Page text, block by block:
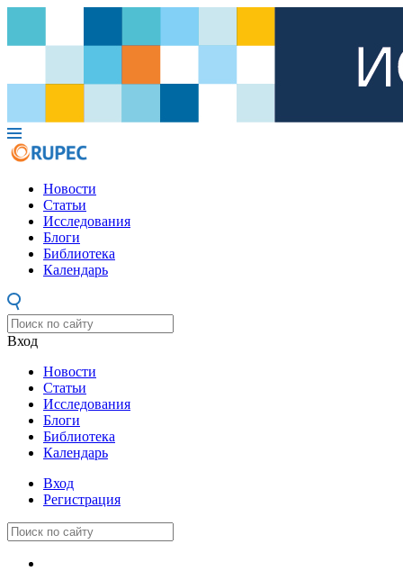
Новости
Статьи
Исследования
Блоги
Библиотека
Календарь
Вход
Новости
Статьи
Исследования
Блоги
Библиотека
Календарь
Вход
Регистрация